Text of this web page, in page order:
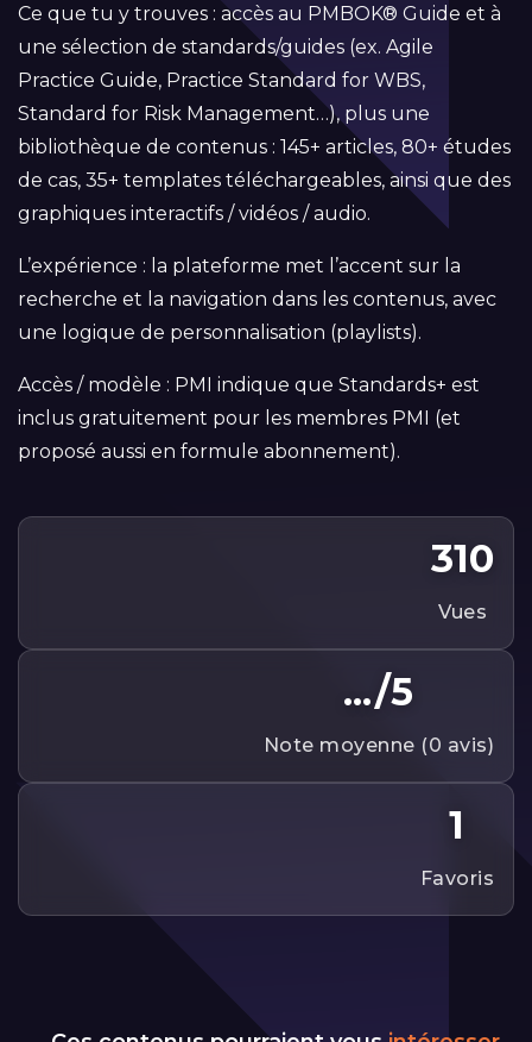
Ce que tu y trouves : accès au PMBOK® Guide et à
une sélection de standards/guides (ex. Agile
Practice Guide, Practice Standard for WBS,
Standard for Risk Management…), plus une
bibliothèque de contenus : 145+ articles, 80+ études
de cas, 35+ templates téléchargeables, ainsi que des
graphiques interactifs / vidéos / audio.
L’expérience : la plateforme met l’accent sur la
recherche et la navigation dans les contenus, avec
une logique de personnalisation (playlists).
Accès / modèle : PMI indique que Standards+ est
inclus gratuitement pour les membres PMI (et
proposé aussi en formule abonnement).
310
vues
.../5
note moyenne (0 avis)
1
favoris